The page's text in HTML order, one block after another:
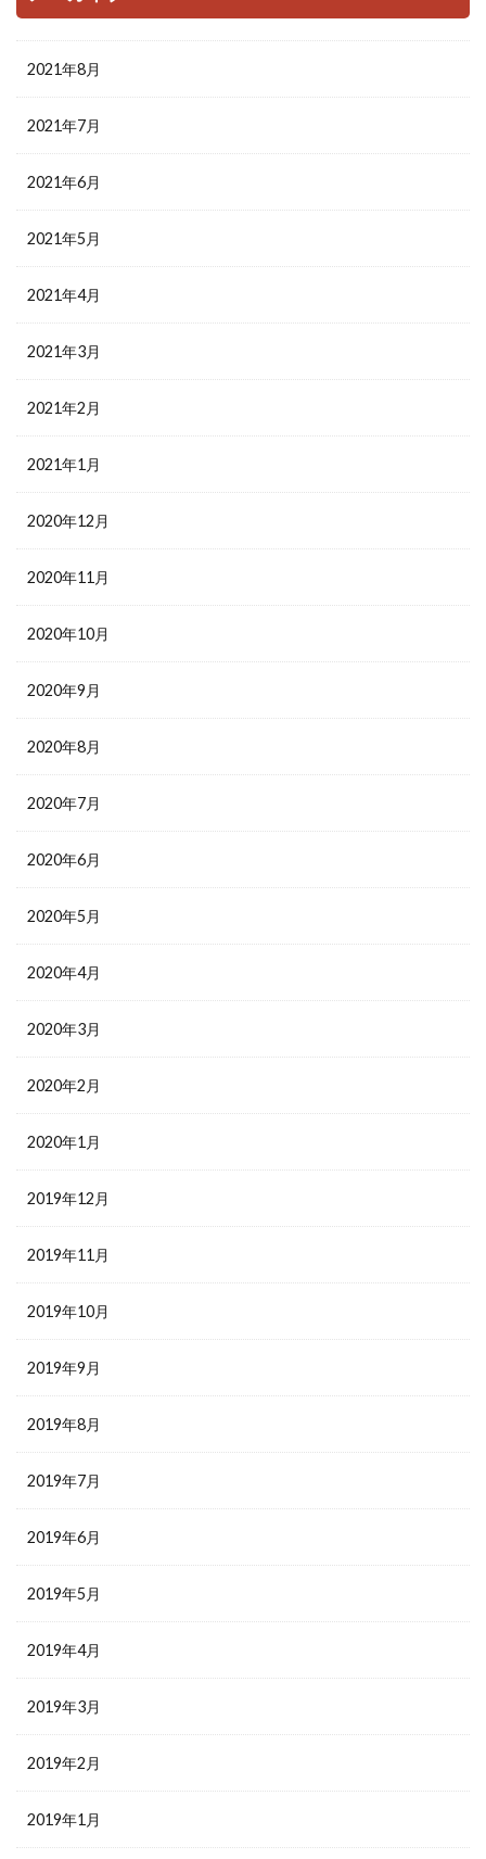
2021年8月
2021年7月
2021年6月
2021年5月
2021年4月
2021年3月
2021年2月
2021年1月
2020年12月
2020年11月
2020年10月
2020年9月
2020年8月
2020年7月
2020年6月
2020年5月
2020年4月
2020年3月
2020年2月
2020年1月
2019年12月
2019年11月
2019年10月
2019年9月
2019年8月
2019年7月
2019年6月
2019年5月
2019年4月
2019年3月
2019年2月
2019年1月